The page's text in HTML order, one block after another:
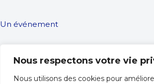
Nous respectons votre vie
Nous utilisons des cookies pour
Un événement